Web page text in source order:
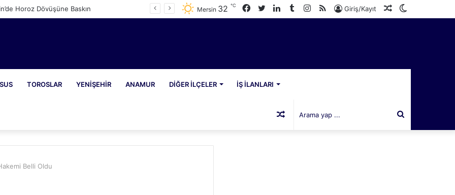
Horoz Dövüşüne Baskın
Rastgele
Giriş/Kayıt
RSS
Instagram
Tumblr
LinkedIn
Twitter
Facebook
Mersin 32 ℃
TOROSLAR YENIŞEHIR ANAMUR DIĞER İLÇELER İŞ İLANLARI
Arama
Rastgele
Belli Oldu